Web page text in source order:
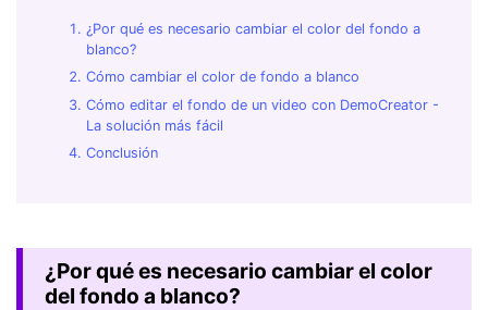
¿Por qué es necesario cambiar el color del fondo a
blanco?
Cómo cambiar el color de fondo a blanco
Cómo editar el fondo de un video con DemoCreator -
La solución más fácil
Conclusión
¿Por qué es necesario cambiar el color
del fondo a blanco?